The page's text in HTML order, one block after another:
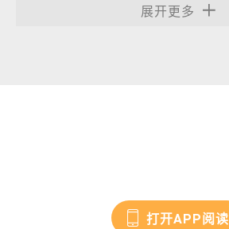
展开更多
打开APP阅读